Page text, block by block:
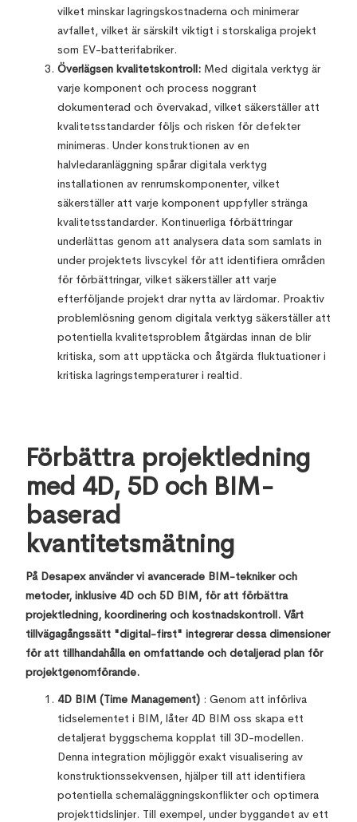
vilket minskar lagringskostnaderna och minimerar
avfallet, vilket är särskilt viktigt i storskaliga projekt
som EV-batterifabriker.
Överlägsen kvalitetskontroll: Med digitala verktyg är
varje komponent och process noggrant
dokumenterad och övervakad, vilket säkerställer att
kvalitetsstandarder följs och risken för defekter
minimeras. Under konstruktionen av en
halvledaranläggning spårar digitala verktyg
installationen av renrumskomponenter, vilket
säkerställer att varje komponent uppfyller stränga
kvalitetsstandarder. Kontinuerliga förbättringar
underlättas genom att analysera data som samlats in
under projektets livscykel för att identifiera områden
för förbättringar, vilket säkerställer att varje
efterföljande projekt drar nytta av lärdomar. Proaktiv
problemlösning genom digitala verktyg säkerställer att
potentiella kvalitetsproblem åtgärdas innan de blir
kritiska, som att upptäcka och åtgärda fluktuationer i
kritiska lagringstemperaturer i realtid.
Förbättra projektledning
med 4D, 5D och BIM-
baserad
kvantitetsmätning
På Desapex använder vi avancerade BIM-tekniker och
metoder, inklusive 4D och 5D BIM, för att förbättra
projektledning, koordinering och kostnadskontroll. Vårt
tillvägagångssätt "digital-first" integrerar dessa dimensioner
för att tillhandahålla en omfattande och detaljerad plan för
projektgenomförande.
4D BIM (Time Management) : Genom att införliva
tidselementet i BIM, låter 4D BIM oss skapa ett
detaljerat byggschema kopplat till 3D-modellen.
Denna integration möjliggör exakt visualisering av
konstruktionssekvensen, hjälper till att identifiera
potentiella schemaläggningskonflikter och optimera
projekttidslinjer. Till exempel, under byggandet av ett